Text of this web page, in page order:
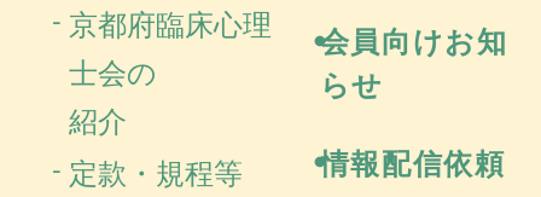
京都府臨床心理
士会の
紹介
定款・規程等
会員向けお知
らせ
情報配信依頼